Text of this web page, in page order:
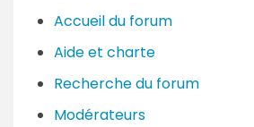
Accueil du forum
Aide et charte
Recherche du forum
Modérateurs